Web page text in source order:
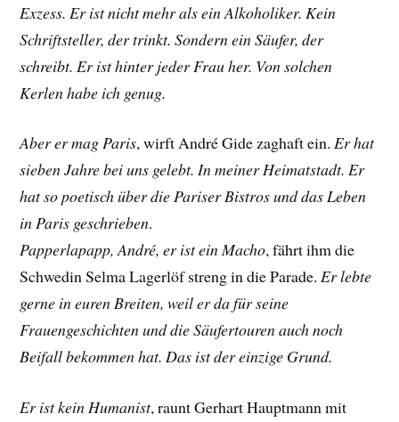
Exzess. Er ist nicht mehr als ein Alkoholiker. Kein
Schriftsteller, der trinkt. Sondern ein Säufer, der
schreibt. Er ist hinter jeder Frau her. Von solchen
Kerlen habe ich genug.
Aber er mag Paris, wirft André Gide zaghaft ein.Er hat
sieben Jahre bei uns gelebt. In meiner Heimatstadt. Er
hat so poetisch über die Pariser Bistros und das Leben
in Paris geschrieben.
Papperlapapp, André, er ist ein Macho, fährt ihm die
SchwedinSelma Lagerlöf strengin die Parade.Er lebte
gerne in euren Breiten, weil er da für seine
Frauengeschichten und die Säufertouren auch noch
Beifall bekommen hat. Das ist der einzige Grund.
Er ist kein Humanist, rauntGerhart Hauptmannmit